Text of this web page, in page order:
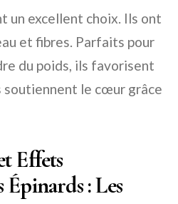
un excellent choix. Ils ont
et fibres. Parfaits pour
du poids, ils favorisent
soutiennent le cœur grâce
Effets
Épinards : Les